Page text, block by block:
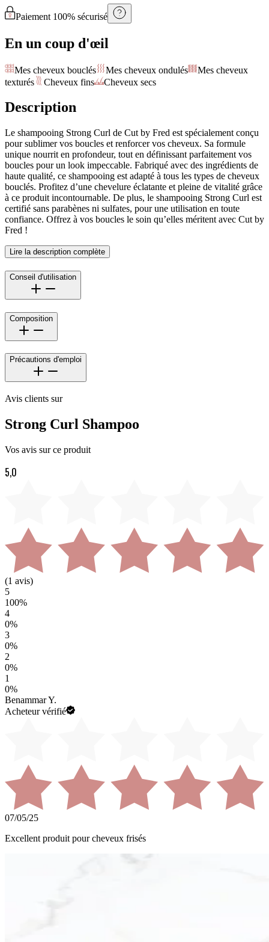
Paiement 100% sécurisé
En un coup d'œil
Mes cheveux bouclés Mes cheveux ondulés
Mes cheveux
texturés
Cheveux fins Cheveux secs
Description
Le shampooing Strong Curl de Cut by Fred est spécialement conçu
pour sublimer vos boucles et renforcer vos cheveux. Sa formule
unique nourrit en profondeur, tout en définissant parfaitement vos
boucles pour un look impeccable. Fabriqué avec des ingrédients de
haute qualité, ce shampooing est adapté à tous les types de cheveux
bouclés. Profitez d’une chevelure éclatante et pleine de vitalité grâce
à ce produit incontournable. De plus, le shampooing Strong Curl est
certifié sans parabènes ni sulfates, pour une utilisation en toute
confiance. Offrez à vos boucles le soin qu’elles méritent avec Cut by
Fred !
Lire la description complète
Conseil d'utilisation
Composition
Précautions d'emploi
Avis clients sur
Strong Curl Shampoo
Vos avis sur ce produit
5,0
(1 avis)
5
100%
4
0%
3
0%
2
0%
1
0%
Benammar Y.
Acheteur vérifié
07/05/25
Excellent produit pour cheveux frisés